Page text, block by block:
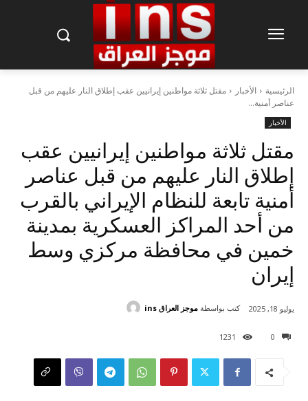
الرئيسية الأخبار
مقتل ثلاثة مواطنين إيرانيين عقب إطلاق النار عليهم من قبل
عناصر أمنية...
الأخبار
مقتل ثلاثة مواطنين إيرانيين عقب
إطلاق النار عليهم من قبل عناصر
أمنية تابعة للنظام الإيراني بالقرب
من أحد المراكز العسكرية بمدينة
خمين في محافظة مركزي وسط
إيران
0
1231
يوليو 18, 2025 كتب بواسطة موجز العراق ins